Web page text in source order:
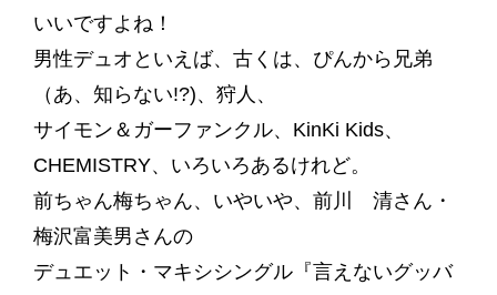
いいですよね！
男性デュオといえば、古くは、ぴんから兄弟
（あ、知らない!?)、狩人、
サイモン＆ガーファンクル、KinKi Kids、
CHEMISTRY、いろいろあるけれど。
前ちゃん梅ちゃん、いやいや、前川 清さん・
梅沢富美男さんの
デュエット・マキシシングル『言えないグッバ